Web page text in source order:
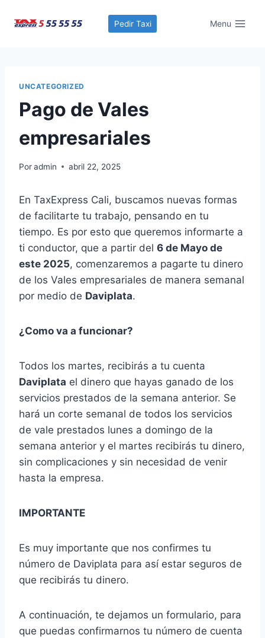
Pedir Taxi Menu
UNCATEGORIZED
Pago de Vales
empresariales
Poradmin abril 22, 2025
En TaxExpress Cali, buscamos nuevas formas
de facilitarte tu trabajo, pensando en tu
tiempo. Es por esto que queremos informarte a
ti conductor, que a partir del 6 de Mayo de
este 2025, comenzaremos a pagarte tu dinero
de los Vales empresariales de manera semanal
por medio de Daviplata.
¿Como va a funcionar?
Todos los martes, recibirás a tu cuenta
Daviplata el dinero que hayas ganado de los
servicios prestados de la semana anterior. Se
hará un corte semanal de todos los servicios
de vale prestados lunes a domingo de la
semana anterior y el martes recibirás tu dinero,
sin complicaciones y sin necesidad de venir
hasta la empresa.
IMPORTANTE
Es muy importante que nos confirmes tu
número de Daviplata para así estar seguros de
que recibirás tu dinero.
A continuación, te dejamos un formulario, para
que puedas confirmarnos tu número de cuenta